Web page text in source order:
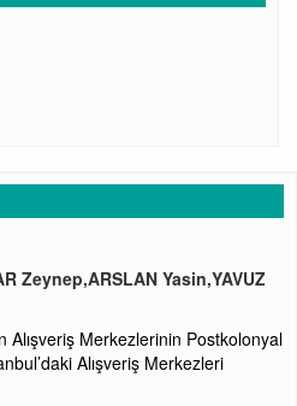
Zeynep,ARSLAN Yasin,YAVUZ
Merkezlerinin Postkolonyal
Alışveriş Merkezleri